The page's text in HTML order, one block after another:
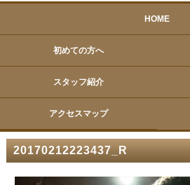
HOME
初めての方へ
スタッフ紹介
アクセスマップ
20170212223437_R